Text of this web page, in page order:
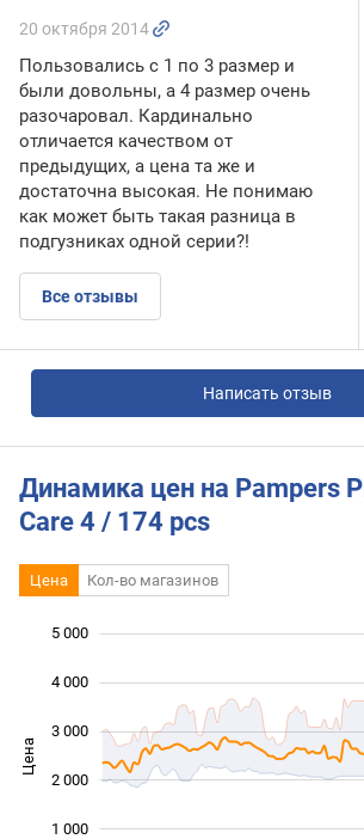
20 октября 2014
Пользовались с 1 по 3 размер и
были довольны, а 4 размер очень
разочаровал. Кардинально
отличается качеством от
предыдущих, а цена та же и
достаточна высокая. Не понимаю
как может быть такая разница в
подгузниках одной серии?!
Все отзывы
Написать отзыв
Динамика цен на Pampers
Care 4 / 174 pcs
Цена Кол-во магазинов
Цена
1 000
2 000
3 000
4 000
5 000